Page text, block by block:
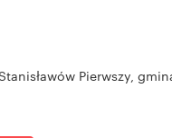
Pierwszy,